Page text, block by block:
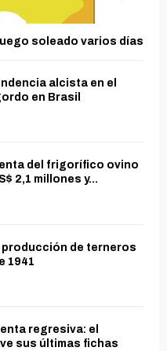
soleado varios días
alcista en el
en Brasil
del frigorífico ovino
2,1 millones y...
producción de terneros
1941
regresiva: el
sus últimas fichas